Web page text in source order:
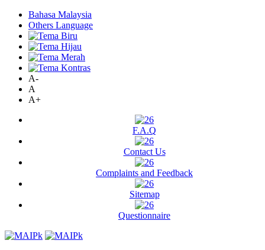
Bahasa Malaysia
Others Language
A-
A
A+
F.A.Q
Contact Us
Complaints and Feedback
Sitemap
Questionnaire